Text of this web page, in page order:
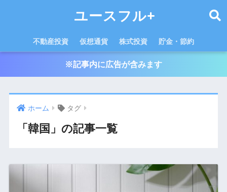
ユースフル+
不動産投資 仮想通貨 株式投資 貯金・節約
※記事内に広告が含みます
ホーム タグ
「韓国」の記事一覧